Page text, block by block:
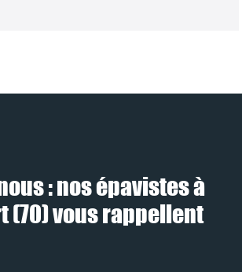
: nos épavistes à
(70) vous rappellent